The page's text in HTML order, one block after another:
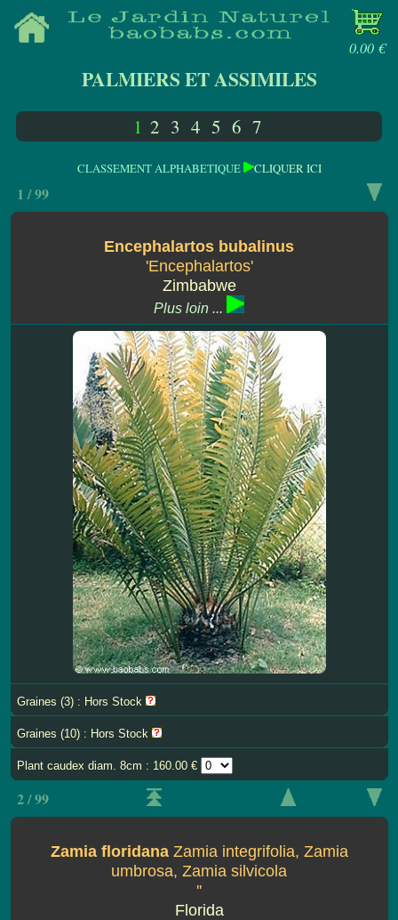
0.00 €
PALMIERS ET ASSIMILES
1 2 3 4 5 6 7
CLASSEMENT ALPHABETIQUE CLIQUER ICI
1 / 99
Encephalartos bubalinus
'Encephalartos'
Zimbabwe
Plus loin ...
Graines (3) : Hors Stock
Graines (10) : Hors Stock
Plant caudex diam. 8cm : 160.00 €
2 / 99
Zamia floridana Zamia integrifolia, Zamia
umbrosa, Zamia silvicola
''
Florida